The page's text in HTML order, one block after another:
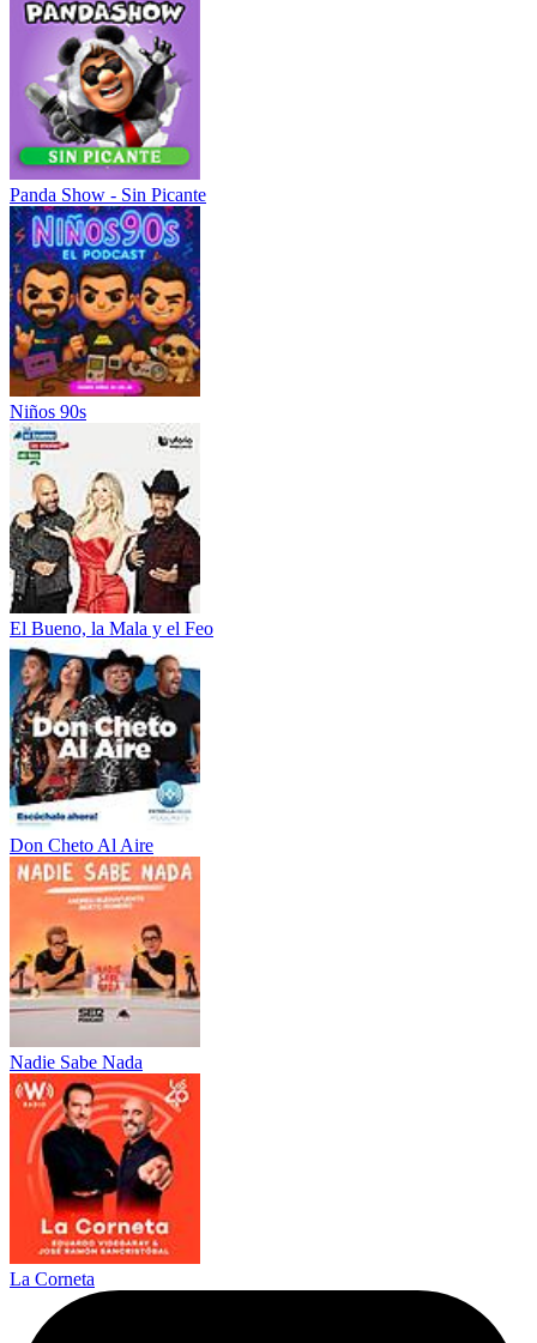
Panda Show - Sin Picante
Niños 90s
El Bueno, la Mala y el Feo
Don Cheto Al Aire
Nadie Sabe Nada
La Corneta